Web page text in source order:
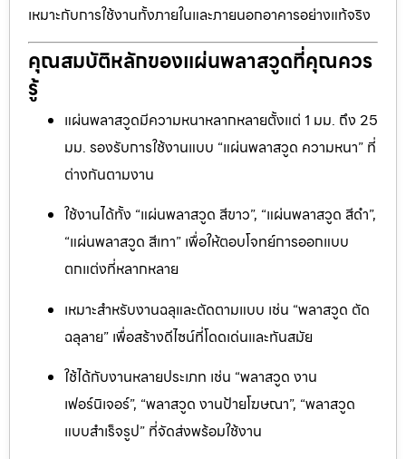
เหมาะกับการใช้งานทั้งภายในและภายนอกอาคารอย่างแท้จริง
คุณสมบัติหลักของแผ่นพลาสวูดที่คุณควร
รู้
แผ่นพลาสวูดมีความหนาหลากหลายตั้งแต่ 1 มม. ถึง 25
มม. รองรับการใช้งานแบบ “แผ่นพลาสวูด ความหนา” ที่
ต่างกันตามงาน
ใช้งานได้ทั้ง “แผ่นพลาสวูด สีขาว”, “แผ่นพลาสวูด สีดำ”,
“แผ่นพลาสวูด สีเทา” เพื่อให้ตอบโจทย์การออกแบบ
ตกแต่งที่หลากหลาย
เหมาะสำหรับงานฉลุและตัดตามแบบ เช่น “พลาสวูด ตัด
ฉลุลาย” เพื่อสร้างดีไซน์ที่โดดเด่นและทันสมัย
ใช้ได้กับงานหลายประเภท เช่น “พลาสวูด งาน
เฟอร์นิเจอร์”, “พลาสวูด งานป้ายโฆษณา”, “พลาสวูด
แบบสำเร็จรูป” ที่จัดส่งพร้อมใช้งาน